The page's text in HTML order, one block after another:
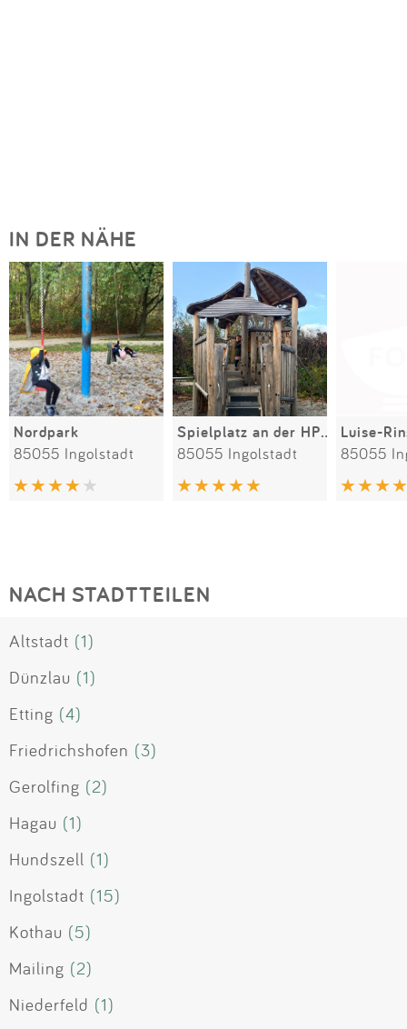
IN DER NÄHE
Nordpark
85055 Ingolstadt
Spielplatz an der HP-Müller-Straße
85055 Ingolstadt
Luise-
85055
NACH STADTTEILEN
Altstadt (1)
Dünzlau (1)
Etting (4)
Friedrichshofen (3)
Gerolfing (2)
Hagau (1)
Hundszell (1)
Ingolstadt (15)
Kothau (5)
Mailing (2)
Niederfeld (1)